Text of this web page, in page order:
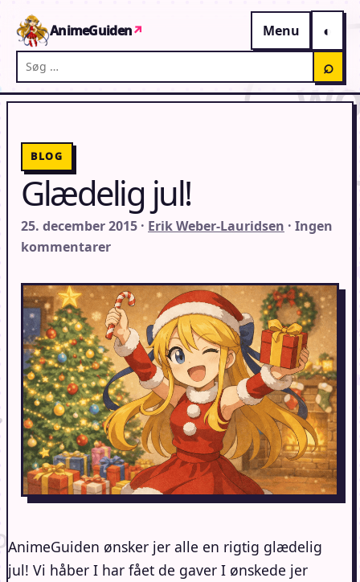
AnimeGuiden↗
Menu
Søg på AnimeGuiden
⌕
BLOG
Glædelig jul!
25. december 2015 · Erik Weber-Lauridsen · Ingen
kommentarer
AnimeGuiden ønsker jer alle en rigtig glædelig
jul! Vi håber I har fået de gaver I ønskede jer